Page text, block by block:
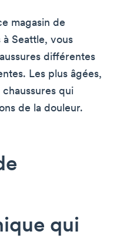
magasin de
Seattle, vous
différentes
Les plus âgées,
qui
de la douleur.
qui